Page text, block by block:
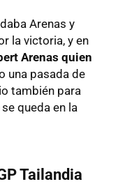
Arenas y
la victoria, y en
Arenas quien
una pasada de
también para
queda en la
Tailandia